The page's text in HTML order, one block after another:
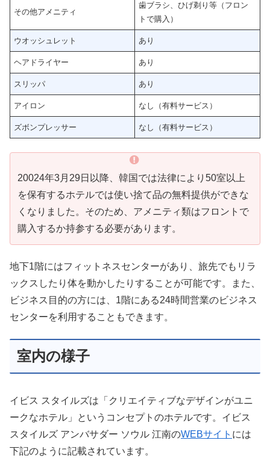
その他アメニティ
歯ブラシ、ひげ剃り等（フロン
トで購入）
ウオッシュレット あり
ヘアドライヤー あり
スリッパ あり
アイロン なし（有料サービス）
ズボンプレッサー なし（有料サービス）
20024年3月29日以降、韓国では法律により50室以上
を保有するホテルでは使い捨て品の無料提供ができな
くなりました。そのため、アメニティ類はフロントで
購入するか持参する必要があります。
地下1階にはフィットネスセンターがあり、旅先でもリラ
ックスしたり体を動かしたりすることが可能です。また、
ビジネス目的の方には、1階にある24時間営業のビジネス
センターを利用することもできます。
室内の様子
イビス スタイルズは「クリエイティブなデザインがユニ
ークなホテル」というコンセプトのホテルです。イビス
スタイルズ アンバサダー ソウル 江南のWEBサイト には
下記のように記載されています。